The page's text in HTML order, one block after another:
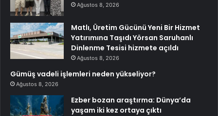
Ağustos 8, 2026
Matlı, Üretim Gücünü Yeni Bir Hizmet
Yatırımına Taşıdı Yörsan Saruhanlı
Dinlenme Tesisi hizmete açıldı
Ağustos 8, 2026
Gümüş vadeli işlemleri neden yükseliyor?
Ağustos 8, 2026
Ezber bozan araştırma: Dünya’da
yaşam iki kez ortaya çıktı